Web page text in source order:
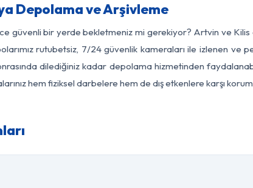
Depolama ve Arşivleme
güvenli bir yerde bekletmeniz mi gerekiyor? Artvin ve
rutubetsiz, 7/24 güvenlik kameraları ile izlenen ve
dilediğiniz kadar depolama hizmetinden
hem fiziksel darbelere hem de dış etkenlere karşı